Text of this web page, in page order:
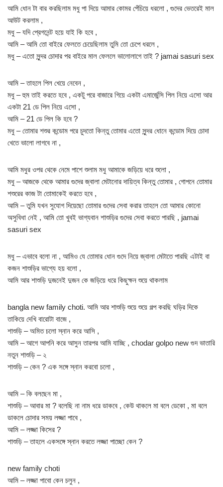
আমি ধোন টা বার করছিলাম মধু পা দিয়ে আমার কোমর পেঁচিয়ে ধরলো , গুদের ভেতরেই মাল
আউট করলাম ,
মধু – যদি প্রেগনেন্ট হয়ে যাই কি হবে ,
আমি – আমি তো বাইরে ফেলতে চেয়েছিলাম তুমি তো চেপে ধরলে ,
মধু – এতো সুন্দর চোদার পর বাইরে মাল ফেললে ভালোলাগে তাই ? jamai sasuri sex
আমি – তাহলে পিল খেয়ে নেবেন ,
মধু – হুম তাই করতে হবে , একটু পরে বাজারে গিয়ে একটা এমার্জেন্সি পিল নিয়ে এসো আর
একটা 21 ডে পিল নিয়ে এসো ,
আমি – 21 ডে পিল কি হবে ?
মধু – তোমার শশুর কন্ডোম পরে চুদতো কিন্তু তোমার এতো সুন্দর ধোনে কন্ডোম দিয়ে চোদা
খেতে ভালো লাগবে না ,
আমি মধুর ওপর থেকে নেমে পাশে শুলাম মধু আমাকে জড়িয়ে ধরে শুলো ,
মধু – আজকে থেকে আমার গুদের জ্বালা মেটানোর দায়িত্ব কিন্তু তোমার , গোপনে তোমার
শশুরের কাজ টা তোমাকেই করতে হবে ,
আমি – তুমি যখন সুযোগ দিয়েছো তোমার গুদের সেবা করার তাহলে তো আমার কোনো
অসুবিধা নেই , আমি তো খুবই ভাগ্যবান শাশুড়ির গুদের সেবা করতে পারছি , jamai
sasuri sex
মধু – এভাবে বলো না , আমিও যে তোমার ধোন গুদে নিয়ে জ্বালা মেটাতে পারছি এটাই বা
কজন শাশুড়ির ভাগ্যে হয় বলো ,
আমি আর শাশুড়ি দুজনেই দুজন কে জড়িয়ে ধরে কিছুক্ষন শুয়ে থাকলাম
bangla new family choti. আমি আর শাশুড়ি শুয়ে শুয়ে গল্প করছি ঘড়ির দিকে
তাকিয়ে দেখি বারোটা বাজে ,
শাশুড়ি – অমিত চলো স্নান করে আসি ,
আমি – আগে আপনি করে আসুন তারপর আমি যাচ্ছি , chodar golpo new গুদ ভাতারি
নতুন শাশুড়ি – ২
শাশুড়ি – কেন ? এক সঙ্গে স্নান করবো চলো ,
আমি – কি বলছেন মা ,
শাশুড়ি – আবার মা ? বলেছি না নাম ধরে ডাকবে , কেউ থাকলে মা বলে ডেকো , মা বলে
ডাকলে চোদার সময় লজ্জা পাবে ,
আমি – লজ্জা কিসের ?
শাশুড়ি – তাহলে একসঙ্গে স্নান করতে লজ্জা পাচ্ছো কেন ?
new family choti
আমি – লজ্জা পাবো কেন চলুন ,